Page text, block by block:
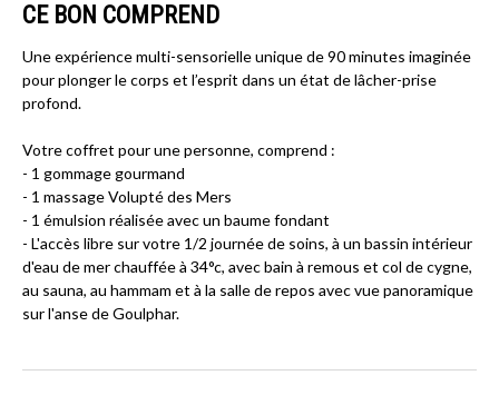
CE BON COMPREND
Une expérience multi-sensorielle unique de 90 minutes imaginée
pour plonger le corps et l’esprit dans un état de lâcher-prise
profond.
Votre coffret pour une personne, comprend :
- 1 gommage gourmand
- 1 massage Volupté des Mers
- 1 émulsion réalisée avec un baume fondant
- L'accès libre sur votre 1/2 journée de soins, à un bassin intérieur
d'eau de mer chauffée à 34°c, avec bain à remous et col de cygne,
au sauna, au hammam et à la salle de repos avec vue panoramique
sur l'anse de Goulphar.